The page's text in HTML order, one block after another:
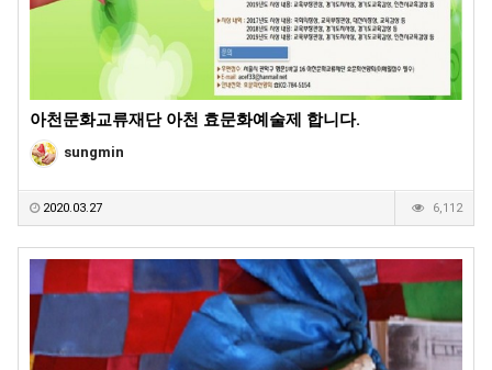
아천문화교류재단 아천 효문화예술제 합니다.
sungmin
2020.03.27 6,112